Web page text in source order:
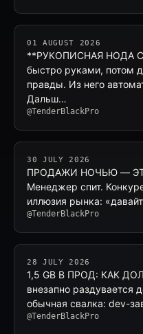
01 AUGUST 2026
**РУКОПИСНАЯ НОДА
быстро руками, потом
правды. Из него
Дальш…
@TenderBlackPro
30 JULY 2026
ПРОДАЖИ НОЧЬЮ — ЭТО
Менеджер спит.
иллюзия рынка:
@TenderBlackPro
28 JULY 2026
1,5 GB В ПРОД: КАК
внезапно раздувается
обычная свалка: dev-
@TenderBlackPro